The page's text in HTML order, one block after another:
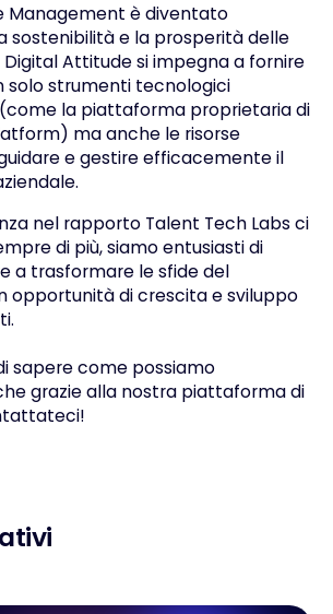
Management è diventato
sostenibilità e la prosperità delle
Digital Attitude si impegna a fornire
solo strumenti tecnologici
la piattaforma proprietaria di
ma anche le risorse
e gestire efficacemente il
nel rapporto Talent Tech Labs ci
di più, siamo entusiasti di
a trasformare le sfide del
opportunità di crescita e sviluppo
sapere come possiamo
grazie alla nostra piattaforma di